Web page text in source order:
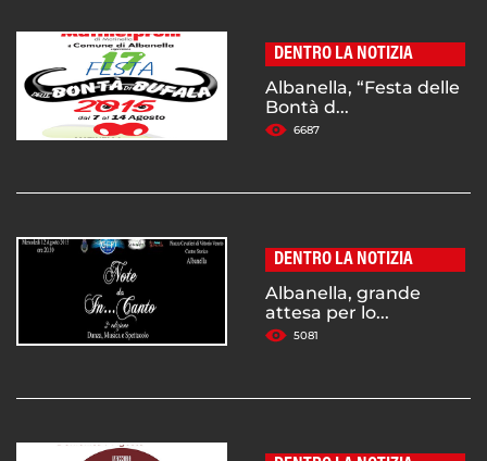
DENTRO LA NOTIZIA
Albanella, “Festa delle
Bontà d...
6687
DENTRO LA NOTIZIA
Albanella, grande
attesa per lo...
5081